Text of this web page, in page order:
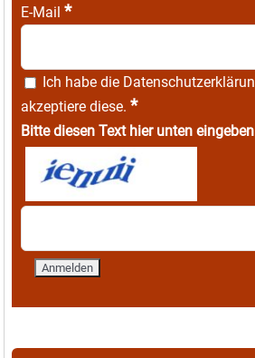
E-Mail *
Ich habe die
akzeptiere diese. *
Bitte diesen Text hier unten